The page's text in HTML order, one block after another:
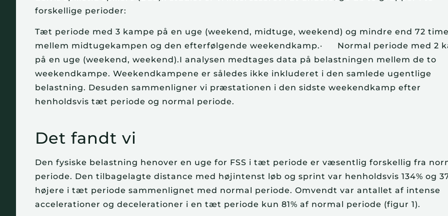
forskellige perioder:
Tæt periode med 3 kampe på en uge (weekend, midtuge, weekend) og mindre end 72
mellem midtugekampen og den efterfølgende weekendkamp.· Normal periode med 2
på en uge (weekend, weekend).I analysen medtages data på belastningen mellem de to
weekendkampe. Weekendkampene er således ikke inkluderet i den samlede ugentlige
belastning. Desuden sammenligner vi præstationen i den sidste weekendkamp efter
henholdsvis tæt periode og normal periode.
Det fandt vi
Den fysiske belastning henover en uge for FSS i tæt periode er væsentlig forskellig fra
periode. Den tilbagelagte distance med højintenst løb og sprint var henholdsvis 134% og
højere i tæt periode sammenlignet med normal periode. Omvendt var antallet af intense
accelerationer og decelerationer i en tæt periode kun 81% af normal periode (figur 1).